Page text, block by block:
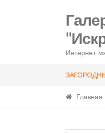
to
to
Интернет-
Главная